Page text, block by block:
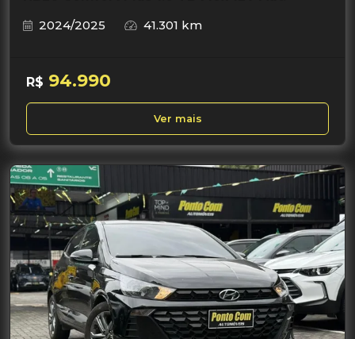
2024/2025
41.301 km
R$ 94.990
Ver mais